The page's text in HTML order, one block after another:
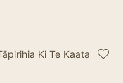
Ki Te Kaata